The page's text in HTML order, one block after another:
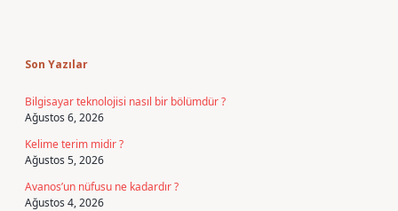
Son Yazılar
Bilgisayar teknolojisi nasıl bir bölümdür ?
Ağustos 6, 2026
Kelime terim midir ?
Ağustos 5, 2026
Avanos’un nüfusu ne kadardır ?
Ağustos 4, 2026